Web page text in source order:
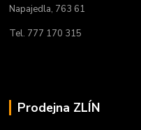
Napajedla, 763 61
Tel. 777 170 315
Prodejna ZLÍN